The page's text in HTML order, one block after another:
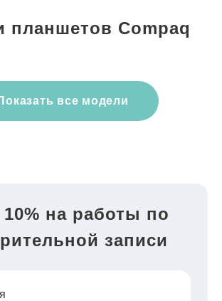
планшетов Compaq
все модели
10% на работы по
записи